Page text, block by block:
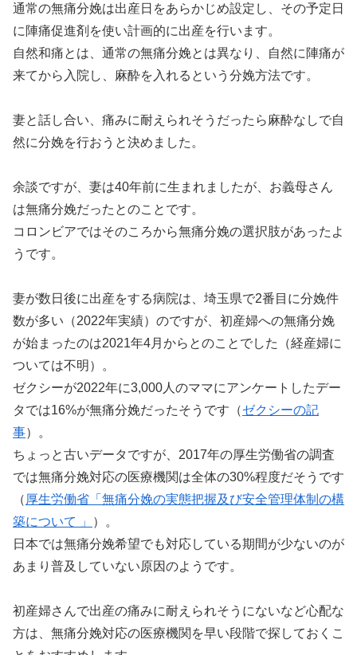
通常の無痛分娩は出産日をあらかじめ設定し、その予定日
に陣痛促進剤を使い計画的に出産を行います。
自然和痛とは、通常の無痛分娩とは異なり、自然に陣痛が
来てから入院し、麻酔を入れるという分娩方法です。
妻と話し合い、痛みに耐えられそうだったら麻酔なしで自
然に分娩を行おうと決めました。
余談ですが、妻は40年前に生まれましたが、お義母さん
は無痛分娩だったとのことです。
コロンビアではそのころから無痛分娩の選択肢があったよ
うです。
妻が数日後に出産をする病院は、埼玉県で2番目に分娩件
数が多い（2022年実績）のですが、初産婦への無痛分娩
が始まったのは2021年4月からとのことでした（経産婦に
ついては不明）。
ゼクシーが2022年に3,000人のママにアンケートしたデー
タでは16%が無痛分娩だったそうです（ゼクシーの記
事）。
ちょっと古いデータですが、2017年の厚生労働省の調査
では無痛分娩対応の医療機関は全体の30%程度だそうです
（ 厚生労働省「無痛分娩の実態把握及び安全管理体制の構
築について 」
）。
日本では無痛分娩希望でも対応している期間が少ないのが
あまり普及していない原因のようです。
初産婦さんで出産の痛みに耐えられそうにないなど心配な
方は、無痛分娩対応の医療機関を早い段階で探しておくこ